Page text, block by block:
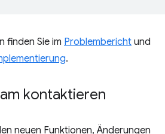
finden Sie im Problembericht und
.
kontaktieren
neuen Funktionen, Änderungen